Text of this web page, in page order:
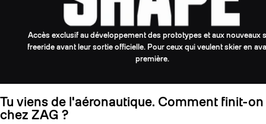
Accès exclusif au développement des prototypes et aux nouveaux
freeride avant leur sortie officielle. Pour ceux qui veulent skier en
première.
Tu viens de l'aéronautique. Comment finit-on
chez ZAG ?